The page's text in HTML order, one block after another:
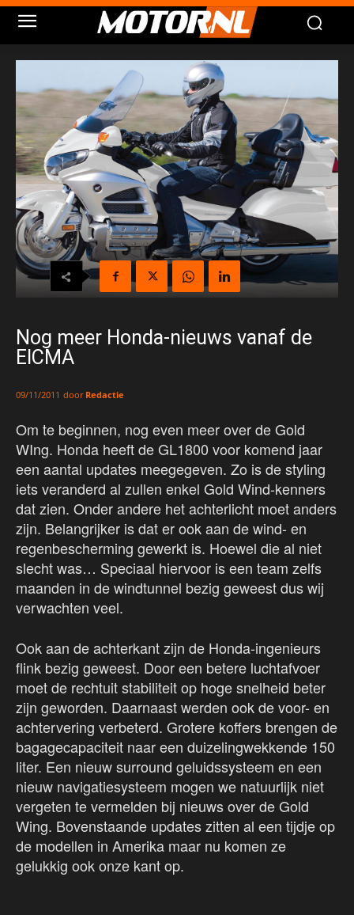
Nog meer Honda-nieuws vanaf de
EICMA
09/11/2011 door Redactie
Om te beginnen, nog even meer over de Gold
WIng. Honda heeft de GL1800 voor komend jaar
een aantal updates meegegeven. Zo is de styling
iets veranderd al zullen enkel Gold Wind-kenners
dat zien. Onder andere het achterlicht moet anders
zijn. Belangrijker is dat er ook aan de wind- en
regenbescherming gewerkt is. Hoewel die al niet
slecht was… Speciaal hiervoor is een team zelfs
maanden in de windtunnel bezig geweest dus wij
verwachten veel.
Ook aan de achterkant zijn de Honda-ingenieurs
flink bezig geweest. Door een betere luchtafvoer
moet de rechtuit stabiliteit op hoge snelheid beter
zijn geworden. Daarnaast werden ook de voor- en
achtervering verbeterd. Grotere koffers brengen de
bagagecapaciteit naar een duizelingwekkende 150
liter. Een nieuw surround geluidssysteem en een
nieuw navigatiesysteem mogen we natuurlijk niet
vergeten te vermelden bij nieuws over de Gold
Wing. Bovenstaande updates zitten al een tijdje op
de modellen in Amerika maar nu komen ze
gelukkig ook onze kant op.